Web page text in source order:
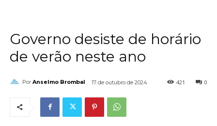
Governo desiste de horário
de verão neste ano
Por Anselmo Brombal 17 de outubro de 2024 0
421